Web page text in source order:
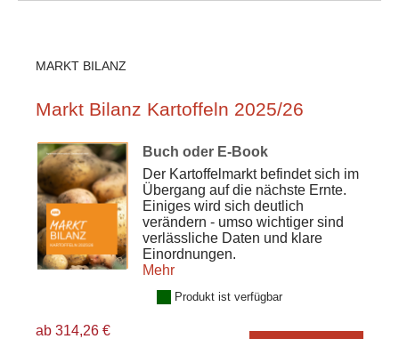
MARKT BILANZ
Markt Bilanz Kartoffeln 2025/26
Buch oder E-Book
Der Kartoffelmarkt befindet sich im
Übergang auf die nächste Ernte.
Einiges wird sich deutlich
verändern - umso wichtiger sind
verlässliche Daten und klare
Einordnungen.
Mehr
Produkt ist verfügbar
ab 314,26 €